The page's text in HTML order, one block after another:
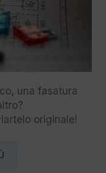
una fasatura
originale!